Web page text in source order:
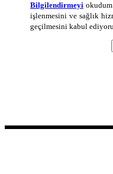
Bilgilendirmeyi
işlenmesini ve sağlık
geçilmesini kabul